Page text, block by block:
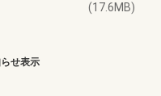
(17.6MB)
せ表示